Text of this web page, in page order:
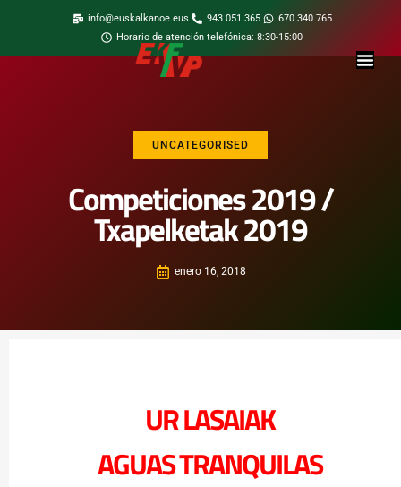
info@euskalkanoe.eus 943 051 365
670 340 765
Horario de atención telefónica: 8:30-15:00
UNCATEGORISED
Competiciones 2019 /
Txapelketak 2019
enero 16, 2018
UR LASAIAK
AGUAS TRANQUILAS